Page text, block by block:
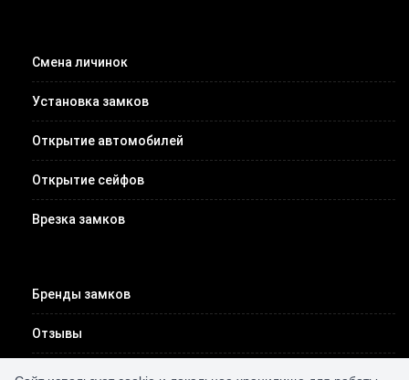
Смена личинок
Установка замков
Открытие автомобилей
Открытие сейфов
Врезка замков
Бренды замков
Отзывы